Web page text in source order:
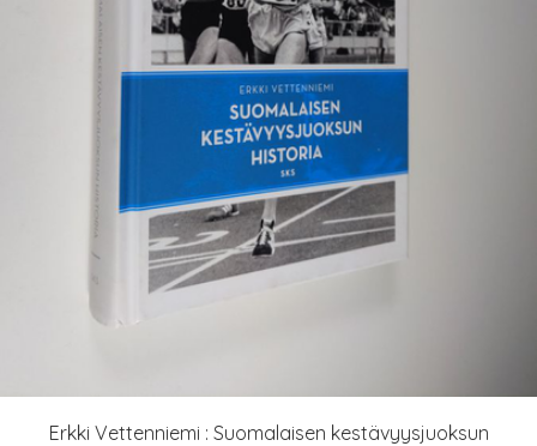
Erkki Vettenniemi : Suomalaisen kestävyysjuoksun